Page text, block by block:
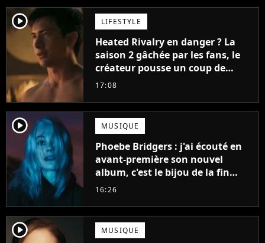
player2 LIFESTYLE
Heated Rivalry en danger ? La
saison 2 gâchée par les fans, le
créateur pousse un coup de
gueule
17:08
player2 MUSIQUE
Phoebe Bridgers : j'ai écouté en
avant-première son nouvel
album, c'est le bijou de la fin
d'été
16:26
player2 MUSIQUE